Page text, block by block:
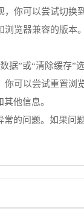
你可以尝试切换
浏览器兼容的版本
”或“清除缓存”
可以尝试重置
他信息。
的问题。如果